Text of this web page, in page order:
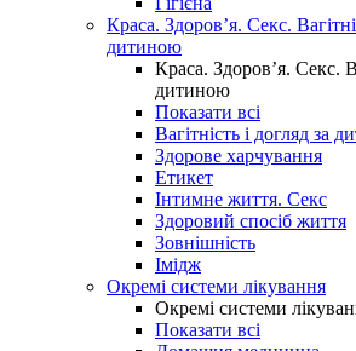
Краса. Здоров’я. Секс.
дитиною
Краса. Здоров’я. Секс.
дитиною
Показати всі
Вагітність і догляд за
Здорове харчування
Етикет
Інтимне життя. Секс
Здоровий спосіб життя
Зовнішність
Імідж
Окремі системи лікування
Окремі системи
Показати всі